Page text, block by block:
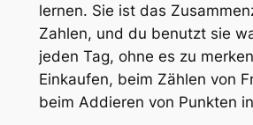
lernen. Sie ist das
Zahlen, und du benutzt sie
jeden Tag, ohne es zu
Einkaufen, beim Zählen von
beim Addieren von Punkten